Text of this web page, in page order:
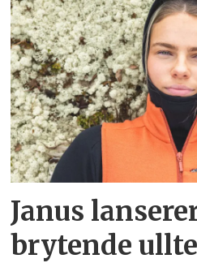
Janus
brytende